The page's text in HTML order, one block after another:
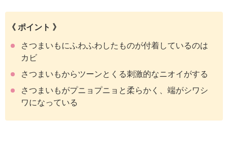
《 ポイント 》
さつまいもにふわふわしたものが付着しているのは
カビ
さつまいもからツーンとくる刺激的なニオイがする
さつまいもがプニョプニョと柔らかく、端がシワシ
ワになっている